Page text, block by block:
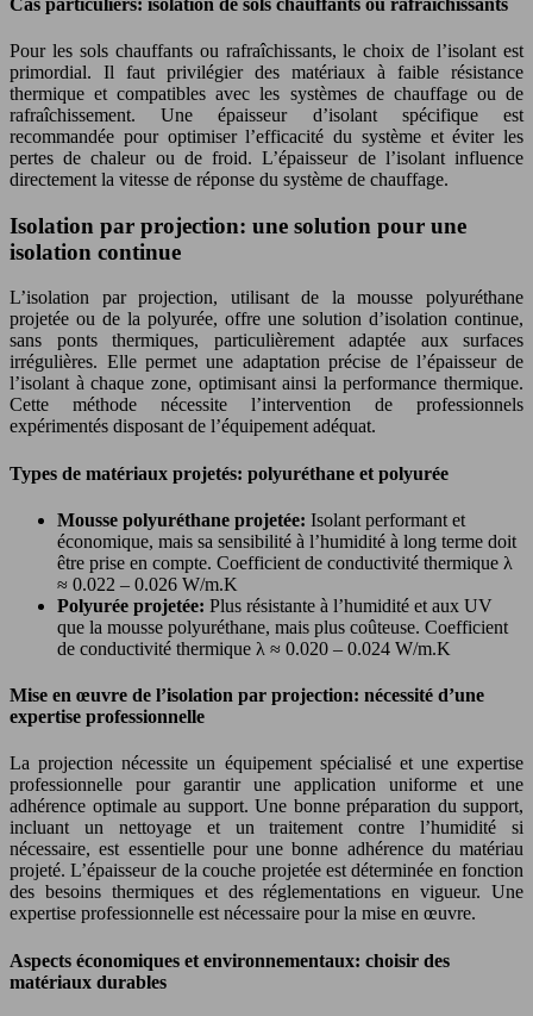
Pour les sols chauffants ou rafraîchissants, le choix de l’isolant est
primordial. Il faut privilégier des matériaux à faible résistance
thermique et compatibles avec les systèmes de chauffage ou de
rafraîchissement. Une épaisseur d’isolant spécifique est
recommandée pour optimiser l’efficacité du système et éviter les
pertes de chaleur ou de froid. L’épaisseur de l’isolant influence
directement la vitesse de réponse du système de chauffage.
Isolation par projection: une solution pour une
isolation continue
L’isolation par projection, utilisant de la mousse polyuréthane
projetée ou de la polyurée, offre une solution d’isolation continue,
sans ponts thermiques, particulièrement adaptée aux surfaces
irrégulières. Elle permet une adaptation précise de l’épaisseur de
l’isolant à chaque zone, optimisant ainsi la performance thermique.
Cette méthode nécessite l’intervention de professionnels
expérimentés disposant de l’équipement adéquat.
Types de matériaux projetés: polyuréthane et polyurée
Mousse polyuréthane projetée: Isolant performant et
économique, mais sa sensibilité à l’humidité à long terme doit
être prise en compte. Coefficient de conductivité thermique λ
≈ 0.022 – 0.026 W/m.K
Polyurée projetée: Plus résistante à l’humidité et aux UV
que la mousse polyuréthane, mais plus coûteuse. Coefficient
de conductivité thermique λ ≈ 0.020 – 0.024 W/m.K
Mise en œuvre de l’isolation par projection: nécessité d’une
expertise professionnelle
La projection nécessite un équipement spécialisé et une expertise
professionnelle pour garantir une application uniforme et une
adhérence optimale au support. Une bonne préparation du support,
incluant un nettoyage et un traitement contre l’humidité si
nécessaire, est essentielle pour une bonne adhérence du matériau
projeté. L’épaisseur de la couche projetée est déterminée en fonction
des besoins thermiques et des réglementations en vigueur. Une
expertise professionnelle est nécessaire pour la mise en œuvre.
Aspects économiques et environnementaux: choisir des
matériaux durables